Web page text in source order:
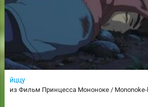
йццу
из Фильм Принцесса Мононоке / Mononoke-